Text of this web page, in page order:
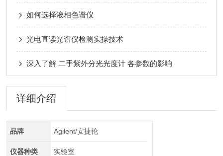
如何选择液相色谱仪
光电直读光谱仪检测实操技术
深入了解 二手紫外分光光度计 各参数的影响
详细介绍
品牌 Agilent/安捷伦
仪器种类 实验室